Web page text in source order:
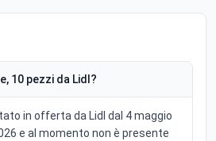
10 pezzi da Lidl?
in offerta da Lidl dal 4 maggio
e al momento non è presente